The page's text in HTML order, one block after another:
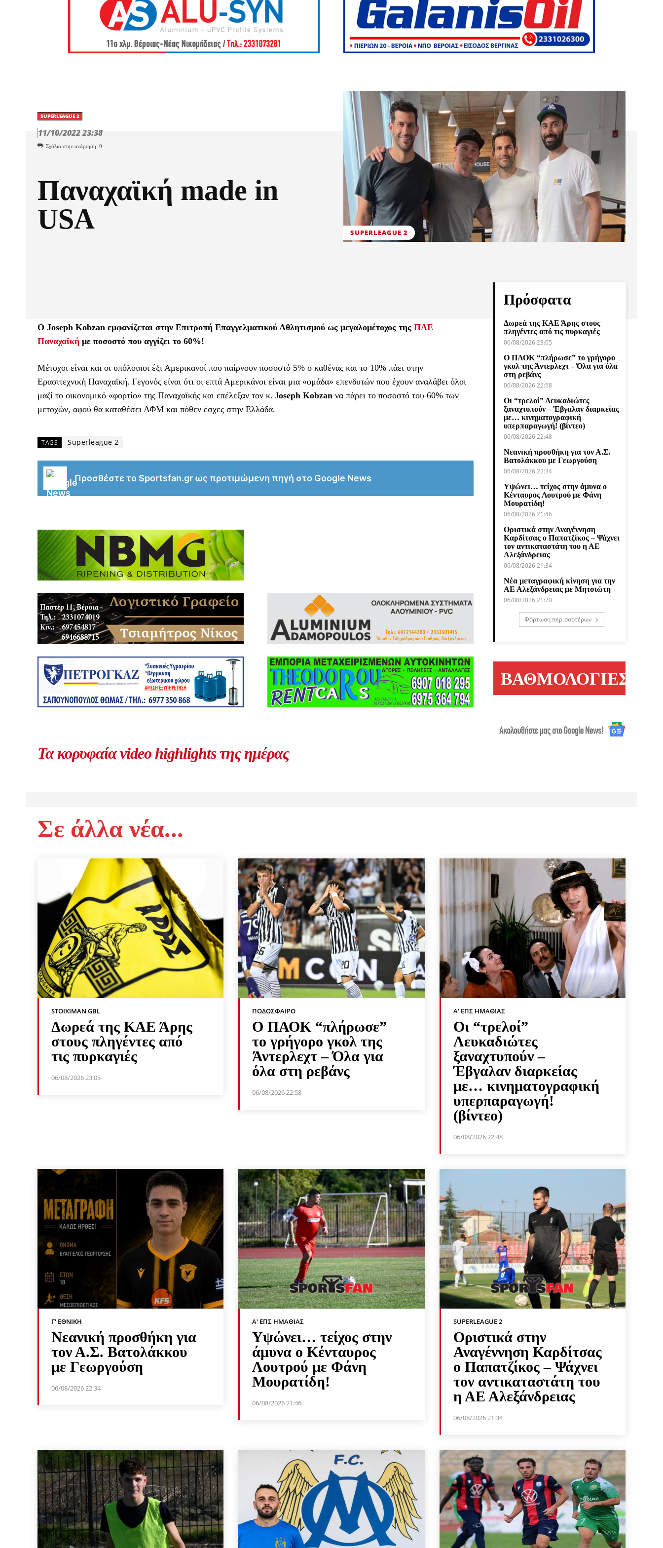
SUPERLEAGUE 2
11/10/2022 23:38
Σχόλια στην ανάρτηση: 0
Παναχαϊκή made in
USA
SUPERLEAGUE 2
Ο Joseph Κobzan εμφανίζεται στην Επιτροπή Επαγγελματικού Αθλητισμού ως μεγαλομέτοχος της ΠΑΕ
Παναχαϊκή με ποσοστό που αγγίζει το 60%!
Μέτοχοι είναι και οι υπόλοιποι έξι Αμερικανοί που παίρνουν ποσοστό 5% ο καθένας και το 10% πάει στην
Ερασιτεχνική Παναχαϊκή. Γεγονός είναι ότι οι επτά Αμερικάνοι είναι μια «ομάδα» επενδυτών που έχουν αναλάβει όλοι
μαζί το οικονομικό «φορτίο» της Παναχαϊκής και επέλεξαν τον κ. Joseph Κobzan να πάρει το ποσοστό του 60% των
μετοχών, αφού θα καταθέσει ΑΦΜ και πόθεν έσχες στην Ελλάδα.
TAGS Superleague 2
Προσθέστε το Sportsfan.gr ως προτιμώμενη πηγή στο Google News
Τα κορυφαία video highlights της ημέρας
Πρόσφατα
Δωρεά της ΚΑΕ Άρης στους
πληγέντες από τις πυρκαγιές
06/08/2026 23:05
Ο ΠΑΟΚ “πλήρωσε” το γρήγορο
γκολ της Άντερλεχτ – Όλα για όλα
στη ρεβάνς
06/08/2026 22:58
Οι “τρελοί” Λευκαδιώτες
ξαναχτυπούν – Έβγαλαν διαρκείας
με… κινηματογραφική
υπερπαραγωγή! (βίντεο)
06/08/2026 22:48
Νεανική προσθήκη για τον Α.Σ.
Βατολάκκου με Γεωργούση
06/08/2026 22:34
Υψώνει… τείχος στην άμυνα ο
Κένταυρος Λουτρού με Φάνη
Μουρατίδη!
06/08/2026 21:46
Οριστικά στην Αναγέννηση
Καρδίτσας ο Παπατζίκος – Ψάχνει
τον αντικαταστάτη του η ΑΕ
Αλεξάνδρειας
06/08/2026 21:34
Νέα μεταγραφική κίνηση για την
ΑΕ Αλεξάνδρειας με Μητσιώτη
06/08/2026 21:20
Φόρτωση περισσοτέρων
ΒΑΘΜΟΛΟΓΙΕΣ
Σε άλλα νέα...
STOIXIMAN GBL
Δωρεά της ΚΑΕ Άρης
στους πληγέντες από
τις πυρκαγιές
06/08/2026 23:05
ΠΟΔΌΣΦΑΙΡΟ
Ο ΠΑΟΚ “πλήρωσε”
το γρήγορο γκολ της
Άντερλεχτ – Όλα για
όλα στη ρεβάνς
06/08/2026 22:58
Α' ΕΠΣ ΗΜΑΘΊΑΣ
Οι “τρελοί”
Λευκαδιώτες
ξαναχτυπούν –
Έβγαλαν διαρκείας
με… κινηματογραφική
υπερπαραγωγή!
(βίντεο)
06/08/2026 22:48
Γ' ΕΘΝΙΚΉ
Νεανική προσθήκη για
τον Α.Σ. Βατολάκκου
με Γεωργούση
06/08/2026 22:34
Α' ΕΠΣ ΗΜΑΘΊΑΣ
Υψώνει… τείχος στην
άμυνα ο Κένταυρος
Λουτρού με Φάνη
Μουρατίδη!
06/08/2026 21:46
SUPERLEAGUE 2
Οριστικά στην
Αναγέννηση Καρδίτσας
ο Παπατζίκος – Ψάχνει
τον αντικαταστάτη του
η ΑΕ Αλεξάνδρειας
06/08/2026 21:34